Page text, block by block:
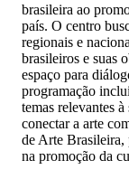
brasileira ao
país. O centro
regionais e
brasileiros e suas
espaço para
programação
temas relevantes
conectar a arte
de Arte Brasileira,
na promoção da